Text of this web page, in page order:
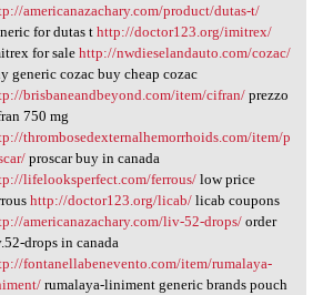
americanazachary.com/product/dutas-t/
for dutas thttp://doctor123.org/imitrex/
for sale http://nwdieselandauto.com/cozac/
generic cozac buy cheap cozac
brisbaneandbeyond.com/item/cifran/prezzo
750 mg
thrombosedexternalhemorrhoids.com/item/p
proscar buy in canada
lifelooksperfect.com/ferrous/low price
http://doctor123.org/licab/licab coupons
americanazachary.com/liv-52-drops/order
drops in canada
fontanellabenevento.com/item/rumalaya-
rumalaya-liniment generic brands pouch